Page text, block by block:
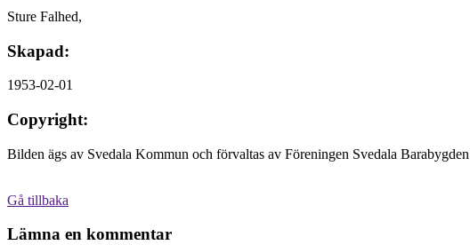
Sture Falhed,
Skapad:
1953-02-01
Copyright:
Bilden ägs av Svedala Kommun och förvaltas av Föreningen Svedala
Gå tillbaka
Lämna en kommentar